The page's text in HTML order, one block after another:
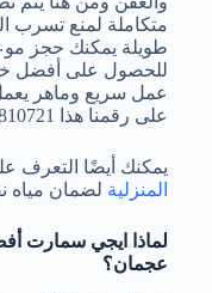
متكاملة لمنع تسرب
طويلة يمكنك حجز
للحصول على أفضل
عمل سريع وماهر
على رقمنا هذا
يمكنك أيضًا التعرف
المنزلية لضمان مياه
لماذا ايجي سمارت
عجمان؟